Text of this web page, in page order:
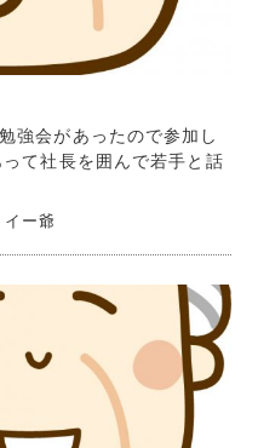
強会があったので参加し
て社長を囲んで若手と話
イー爺